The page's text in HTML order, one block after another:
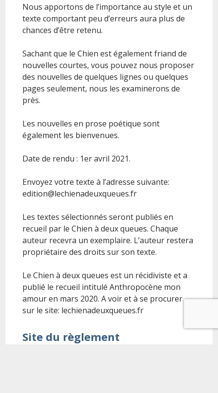
Nous apportons de l’importance au style et un
texte comportant peu d’erreurs aura plus de
chances d’être retenu.
Sachant que le Chien est également friand de
nouvelles courtes, vous pouvez nous proposer
des nouvelles de quelques lignes ou quelques
pages seulement, nous les examinerons de
près.
Les nouvelles en prose poétique sont
également les bienvenues.
Date de rendu : 1er avril 2021.
Envoyez votre texte à l’adresse suivante:
edition@lechienadeuxqueues.fr
Les textes sélectionnés seront publiés en
recueil par le Chien à deux queues. Chaque
auteur recevra un exemplaire. L’auteur restera
propriétaire des droits sur son texte.
Le Chien à deux queues est un récidiviste et a
publié le recueil intitulé Anthropocène mon
amour en mars 2020. A voir et à se procurer
sur le site: lechienadeuxqueues.fr
Site du règlement